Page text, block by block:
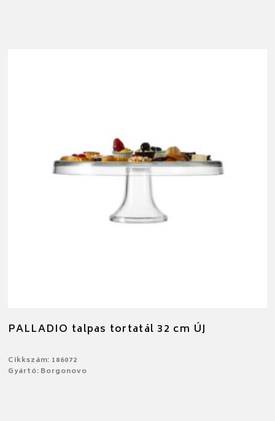
PALLADIO talpas tortatál 32 cm ÚJ
Cikkszám: 186072
Gyártó: Borgonovo